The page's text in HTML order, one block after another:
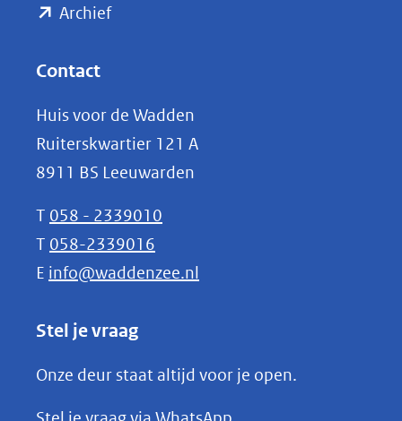
Archief(opent
(verwijst
naar
een
andere
website)
Contact
Huis voor de Wadden
Ruiterskwartier 121 A
8911 BS Leeuwarden
T 058 - 2339010
T 058-2339016
E info@waddenzee.nl
Stel je vraag
Onze deur staat altijd voor je open.